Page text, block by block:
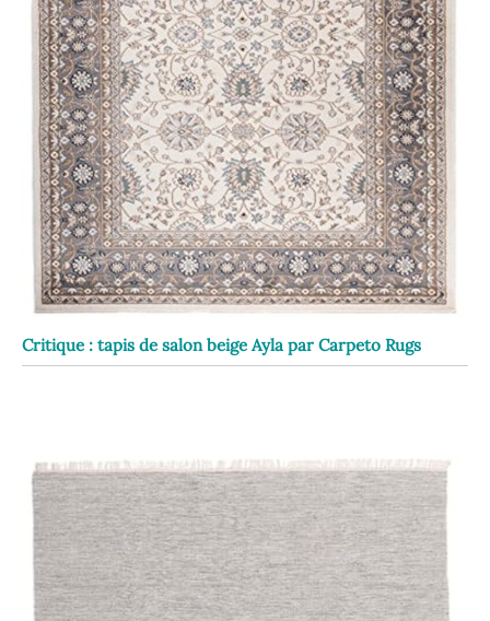
Critique : tapis de salon beige Ayla par Carpeto Rugs